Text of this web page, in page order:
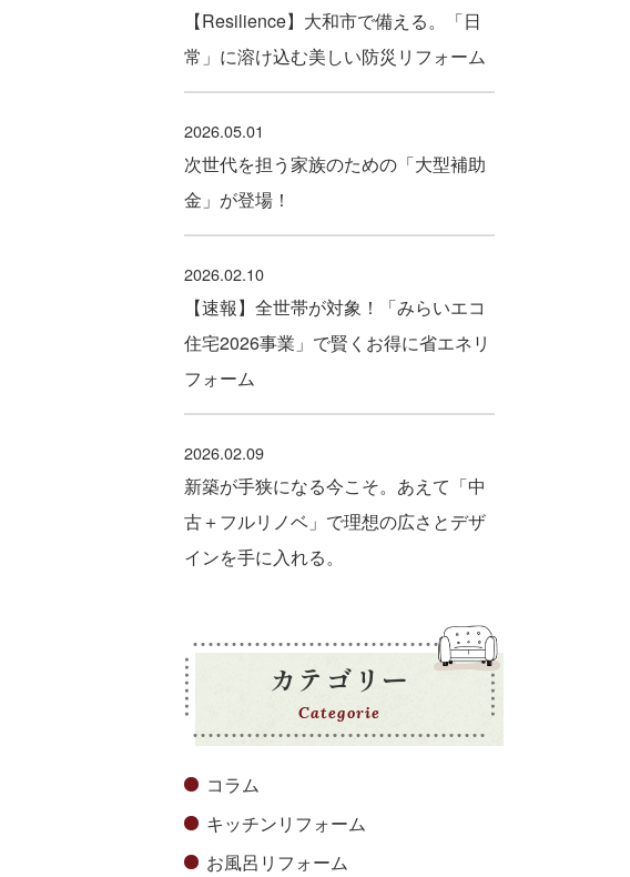
【Resilience】大和市で備える。「日
常」に溶け込む美しい防災リフォーム
2026.05.01
次世代を担う家族のための「大型補助
金」が登場！
2026.02.10
【速報】全世帯が対象！「みらいエコ
住宅2026事業」で賢くお得に省エネリ
フォーム
2026.02.09
新築が手狭になる今こそ。あえて「中
古＋フルリノベ」で理想の広さとデザ
インを手に入れる。
カテゴリー
Categorie
コラム
キッチンリフォーム
お風呂リフォーム